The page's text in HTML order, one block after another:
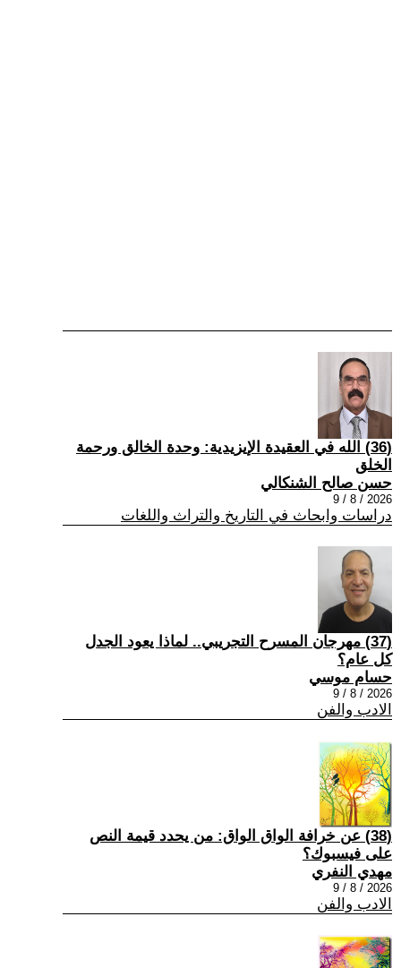
(36) الله في العقيدة الإيزيدية: وحدة الخالق ورحمة
الخلق
حسن صالح الشنكالي
2026 / 8 / 9
دراسات وابحاث في التاريخ والتراث واللغات
(37) مهرجان المسرح التجريبي.. لماذا يعود الجدل
كل عام؟
حسام موسي
2026 / 8 / 9
الادب والفن
(38) عن خرافة الواق الواق: من يحدد قيمة النص
على فيسبوك؟
مهدي النفري
2026 / 8 / 9
الادب والفن